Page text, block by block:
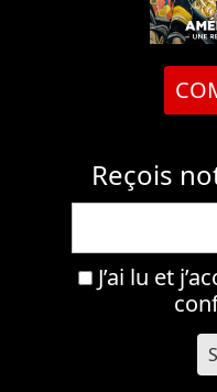
Reçois
J’ai lu et